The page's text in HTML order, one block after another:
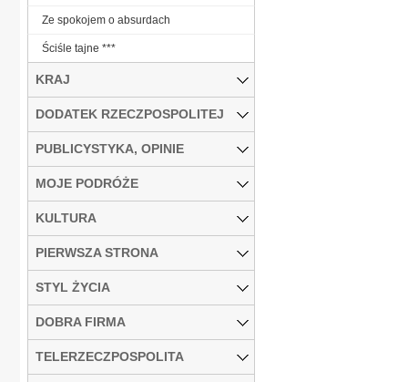
Ze spokojem o absurdach
Ściśle tajne ***
KRAJ
DODATEK RZECZPOSPOLITEJ
PUBLICYSTYKA, OPINIE
MOJE PODRÓŻE
KULTURA
PIERWSZA STRONA
STYL ŻYCIA
DOBRA FIRMA
TELERZECZPOSPOLITA